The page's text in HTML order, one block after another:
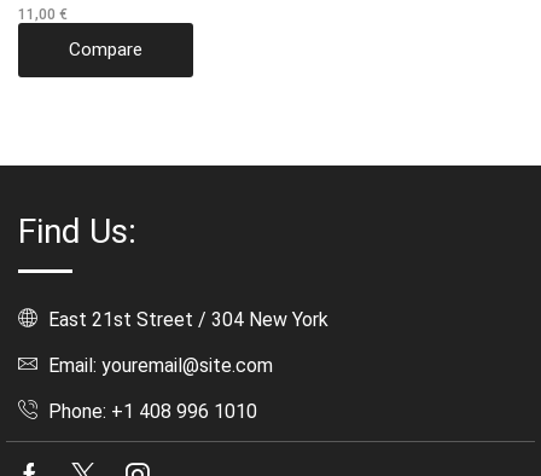
11,00 €
Compare
Find Us:
East 21st Street / 304 New York
Email: youremail@site.com
Phone: +1 408 996 1010